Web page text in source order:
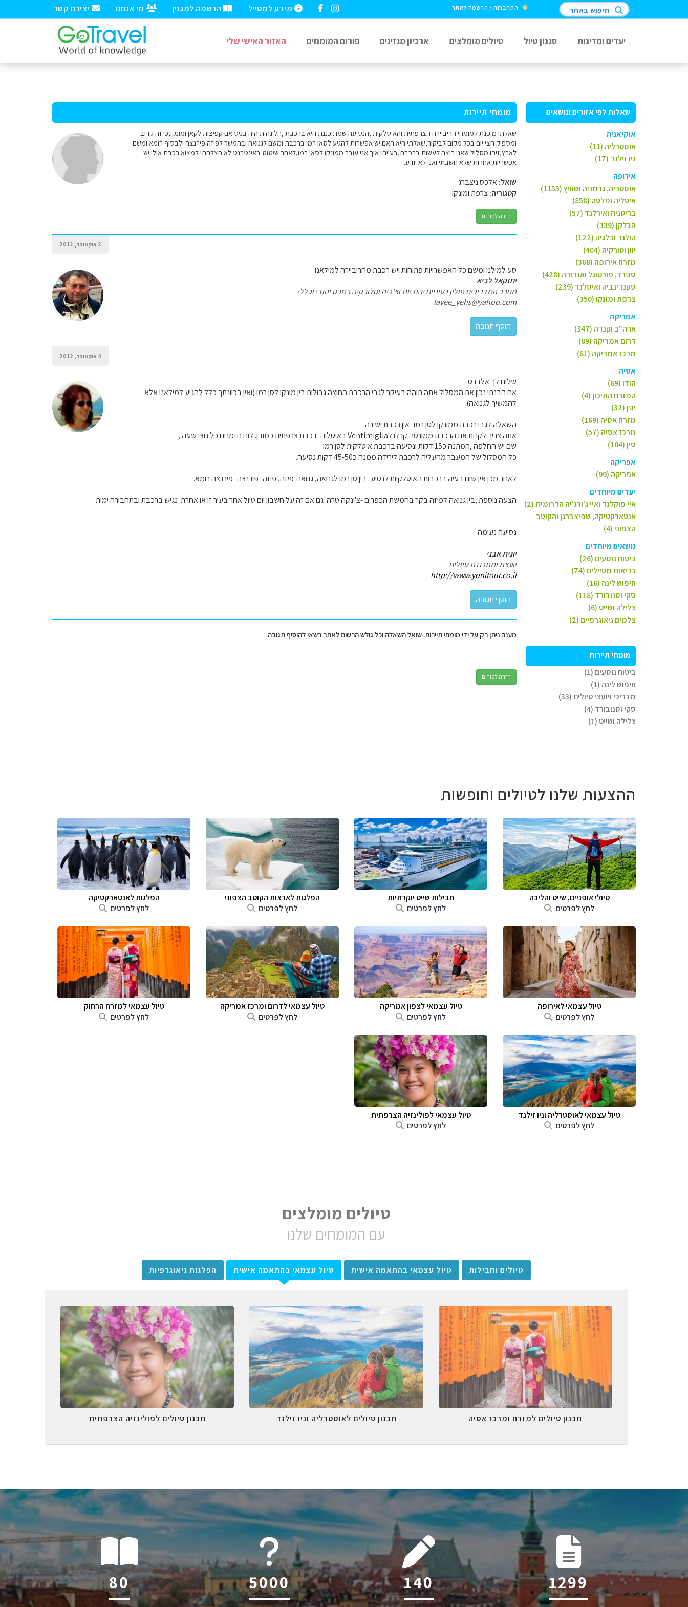
יצירת קשר מי אנחנו הרשמה למגזין מידע למטייל התחברות / הרשמה לאתר חיפוש באתר
יעדים ומדינות סגנון טיול טיולים מומלצים ארכיון מגזינים פורום המומחים האזור האישי שלי
שאלות לפי אזורים ונושאים
אוקיאניה
אוסטרליה (11)
ניו זילנד (17)
אירופה
אוסטריה, גרמניה ושוויץ (1155)
איטליה ומלטה (858)
בריטניה ואירלנד (57)
הבלקן (339)
הולנד ובלגיה (122)
יוון וטורקיה (404)
מזרח אירופה (368)
ספרד, פורטוגל ואנדורה (428)
סקנדינביה ואיסלנד (239)
צרפת ומונקו (350)
אמריקה
ארה"ב וקנדה (347)
דרום אמריקה (89)
מרכז אמריקה (81)
אסיה
הודו (69)
המזרח התיכון (4)
יפן (32)
מזרח אסיה (169)
מרכז אסיה (57)
סין (104)
אפריקה
אפריקה (99)
יעדים מיוחדים
איי פוקלנד ואיי ג'ורג'יה הדרומית (2)
אנטארקטיקה, שפיצברגן והקוטב
הצפוני (4)
נושאים מיוחדים
ביטוח נוסעים (26)
בריאות מטיילים (74)
חיפוש לינה (16)
סקי וסנובורד (118)
צלילה ושייט (6)
צלמים גיאוגרפיים (2)
מומחי תיירות
ביטוח נוסעים (1)
חיפוש לינה (1)
מדריכי ויועצי טיולים (33)
סקי וסנובורד (4)
צלילה ושייט (1)
מומחי תיירות
שאלתי מופנת למומחי הריביירה הצרפתית והאיטלקית ,הנסיעה שמתוכננת היא ברכבת ,הלינה תיהיה בניס אם קפיצות לקאן ומונקו,כי זה קרוב
ומספיק חצי יום בכל מקום לביקור,שאלתי היא האם יש אפשרות להגיע לסאן רמו ברכבת ומשם לגנואה ובהמשך לפיזה פירנצה ולבסוף רומא ומשם
לארץ,זיהו מסלול שאני רוצה לעשות ברכבת,בעייתי איך אני עובר ממונקו לסאן רמו,לאחר שיטוט באינטרנט לא הצלחתי למצוא רכבת אולי יש
אפשריות אחרות שלא חשבתי ואני לא יודע.
שואל:אלכס ניצברג
קטגוריה:צרפת ומונקו
חזרה לפורום
2 אוקטובר, 2012
סע למילנו ומשם כל האפשרויות פתוחות ויש רכבת מהריביירה למילאנו
יחזקאל לביא
מחבר המדריכים פולין בעיניים יהודיות וצ'כיה וסלובקיה במבט יהודי וכללי
lavee_yehs@yahoo.com
4 אוקטובר, 2012
שלום לך אלברט
אם הבנתי נכון את המסלול אתה תוהה בעיקר לגבי הרכבת החוצה גבולות בין מונקו לסן רמו (ואין בכוונתך כלל להגיע למילאנו אלא
להמשיך לגנואה)
השאלה לגבי רכבת ממונקו לסן רמו- אין רכבת ישירה.
אתה צריך לקחת את הרכבת ממונטה קרלו לVentimiglia באיטליה- רכבת צרפתית כמובן. לוח הזמנים כל חצי שעה ,
שם יש החלפה ,המתנה כ15 דקות ונסיעה ברכבת איטלקית לסן רמו.
כל המסלול של המעבר מהעליה לרכבת לירידה ממנה כ45-50 דקות נסיעה.
לאחר מכן אין שום בעיה ברכבות האיטלקיות לנסוע -בין סן רמו לגנואה, גנואה-פיזה, פיזה- פירנצה- פירנצה רומא.
הצעה נוספת ,בין גנואה לפיזה בקר בחמשת הכפרים -צ'ינקה טרה. גם אם זה על חשבון יום טיול אחר בעיר זו או אחרת. נגיש ברכבת ובתחבורה ימית.
נסיעה נעימה
יונית אבני
יועצת ומתכננת טיולים
http://www.yonitour.co.il
מענה ניתן רק על ידי מומחי תיירות. שואל השאלה וכל גולש הרשום לאתר רשאי להוסיף תגובה.
חזרה לפורום
ההצעות שלנו לטיולים וחופשות
טיולי אופניים, שייט והליכה
לחץ לפרטים
חבילות שייט יוקרתיות
לחץ לפרטים
הפלגות לארצות הקוטב הצפוני
לחץ לפרטים
הפלגות לאנטארקטיקה
לחץ לפרטים
טיול עצמאי לאירופה
לחץ לפרטים
טיול עצמאי לצפון אמריקה
לחץ לפרטים
טיול עצמאי לדרום ומרכז אמריקה
לחץ לפרטים
טיול עצמאי למזרח הרחוק
לחץ לפרטים
טיול עצמאי לאוסטרליה וניו זילנד
לחץ לפרטים
טיול עצמאי לפולינזיה הצרפתית
לחץ לפרטים
טיולים מומלצים
עם המומחים שלנו
טיולים וחבילות טיול עצמאי בהתאמה אישית טיול עצמאי בהתאמה אישית הפלגות גיאוגרפיות
תכנון טיולים למזרח ומרכז אסיה תכנון טיולים לאוסטרליה וניו זילנד תכנון טיולים לפולינזיה הצרפתית
124 6045 218 2025